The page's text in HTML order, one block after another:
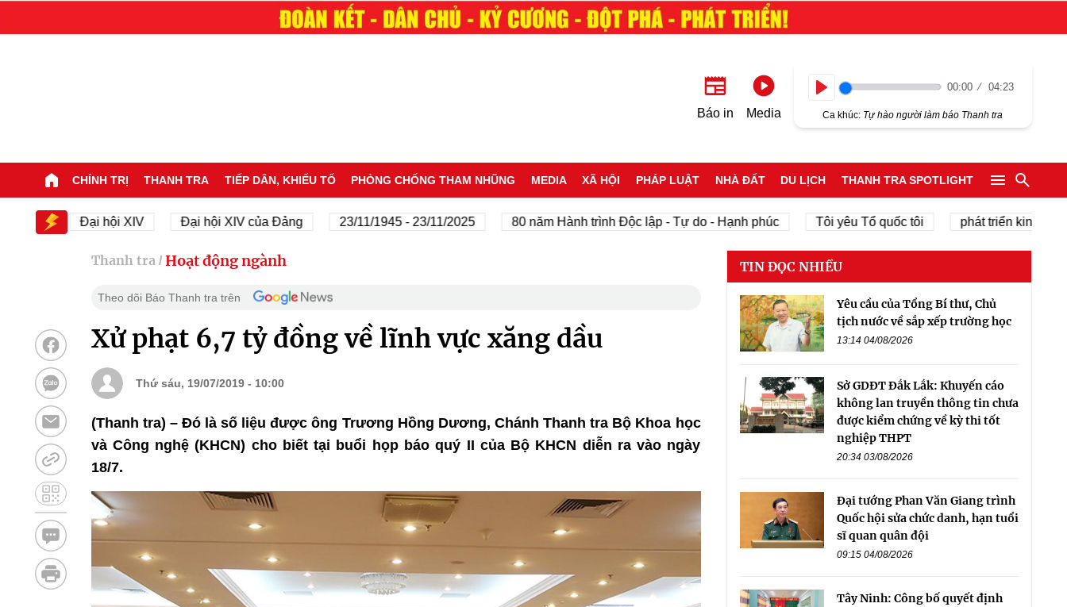
Báo in Media
00:00 04:23
Ca khúc: Tự hào người làm báo Thanh tra
CHÍNH TRỊ THANH TRA TIẾP DÂN, KHIẾU TỐ PHÒNG CHỐNG THAM NHŨNG MEDIA XÃ HỘI PHÁP LUẬT NHÀ ĐẤT DU LỊCH THANH TRA SPOTLIGHT
Đại hội XIV Đại hội XIV của Đảng 23/11/1945 - 23/11/2025 80 năm Hành trình Độc lập - Tự do - Hạnh phúc Tôi yêu Tổ quốc tôi phát triển kinh tế tư
Thanh tra / Hoạt động ngành
Theo dõi Báo Thanh tra trên
Xử phạt 6,7 tỷ đồng về lĩnh vực xăng dầu
Thứ sáu, 19/07/2019 - 10:00
(Thanh tra) – Đó là số liệu được ông Trương Hồng Dương, Chánh Thanh tra Bộ Khoa học
và Công nghệ (KHCN) cho biết tại buổi họp báo quý II của Bộ KHCN diễn ra vào ngày
18/7.
TIN ĐỌC NHIỀU
Yêu cầu của Tổng Bí thư, Chủ
tịch nước về sắp xếp trường học
13:14 04/08/2026
Sở GDĐT Đắk Lắk: Khuyến cáo
không lan truyền thông tin chưa
được kiểm chứng về kỳ thi tốt
nghiệp THPT
20:34 03/08/2026
Đại tướng Phan Văn Giang trình
Quốc hội sửa chức danh, hạn tuổi
sĩ quan quân đội
09:15 04/08/2026
Tây Ninh: Công bố quyết định